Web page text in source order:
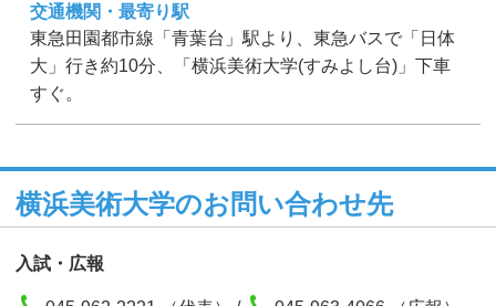
交通機関・最寄り駅
東急田園都市線「青葉台」駅より、東急バスで「日体
大」行き約10分、「横浜美術大学(すみよし台)」下車
すぐ。
横浜美術大学のお問い合わせ先
入試・広報